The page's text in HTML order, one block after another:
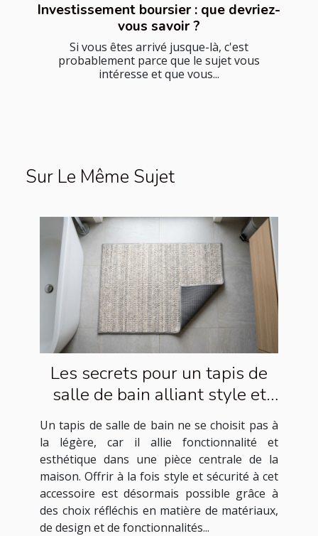
Investissement boursier : que devriez-
vous savoir ?
Si vous êtes arrivé jusque-là, c'est
probablement parce que le sujet vous
intéresse et que vous...
Sur Le Même Sujet
Les secrets pour un tapis de
salle de bain alliant style et
sécurité
Un tapis de salle de bain ne se choisit pas à
la légère, car il allie fonctionnalité et
esthétique dans une pièce centrale de la
maison. Offrir à la fois style et sécurité à cet
accessoire est désormais possible grâce à
des choix réfléchis en matière de matériaux,
de design et de fonctionnalités...